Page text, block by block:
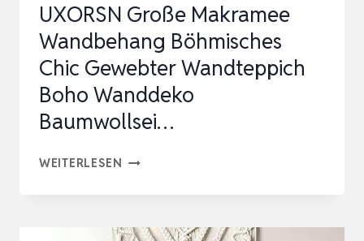
100CM…
UXORSN Große Makramee
Wandbehang Böhmisches
Chic Gewebter Wandteppich
Boho Wanddeko
Baumwollsei…
WEITERLESEN UXORSN
ANDBEHANG B